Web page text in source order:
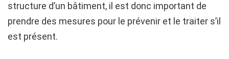
structure d’un bâtiment, il est donc important de
prendre des mesures pour le prévenir et le traiter s’il
est présent.